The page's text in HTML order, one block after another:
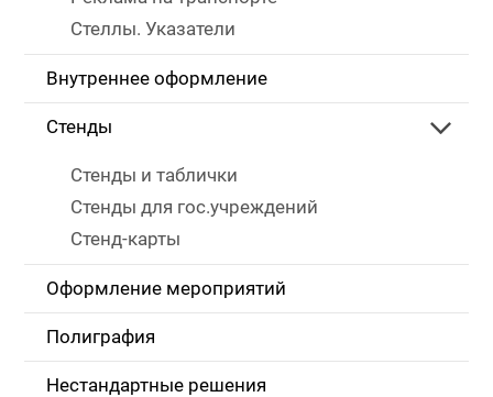
Стеллы. Указатели
Внутреннее оформление
Стенды
Стенды и таблички
Стенды для гос.учреждений
Стенд-карты
Оформление мероприятий
Полиграфия
Нестандартные решения